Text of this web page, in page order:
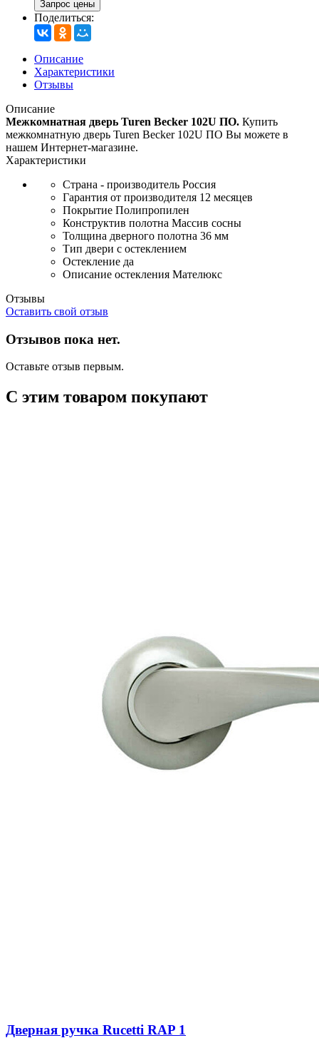
Запрос цены
Поделиться:
Описание
Характеристики
Отзывы
Описание
Межкомнатная дверь Turen Becker 102U ПО. Купить
межкомнатную дверь Turen Becker 102U ПО Вы можете в
нашем Интернет-магазине.
Характеристики
Страна - производитель Россия
Гарантия от производителя 12 месяцев
Покрытие Полипропилен
Конструктив полотна Массив сосны
Толщина дверного полотна 36 мм
Тип двери с остеклением
Остекление да
Описание остекления Мателюкс
Отзывы
Оставить свой отзыв
Отзывов пока нет.
Оставьте отзыв первым.
С этим товаром покупают
Дверная ручка Rucetti RAP 1